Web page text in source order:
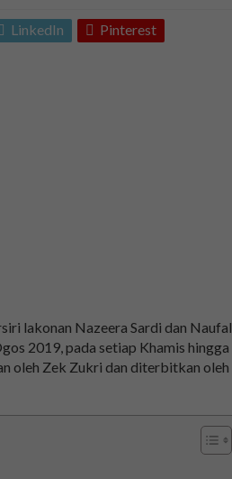
LinkedIn Pinterest
lakonan Nazeera Sardi dan Naufal
2019, pada setiap Khamis hingga
oleh Zek Zukri dan diterbitkan oleh